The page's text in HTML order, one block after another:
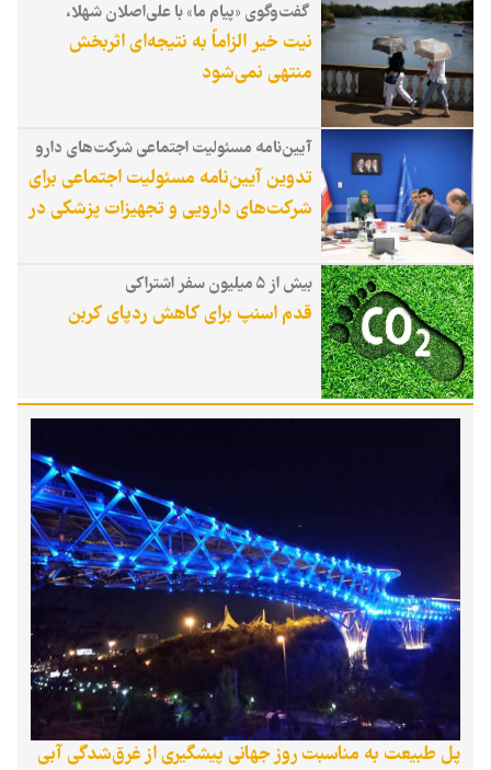
گفت‌وگوی «پیام ما» با علی‌اصلان شهلا،
مدیرعامل مؤسسه خیریه کارساز، درباره
الزامات توسعه محلی
نیت خیر الزاماً به نتیجه‌ای اثربخش
منتهی نمی‌شود
آیین‌نامه مسئولیت اجتماعی شرکت‌های دارو
تدوین آیین‌نامه مسئولیت اجتماعی برای
شرکت‌های دارویی و تجهیزات پزشکی در
بیش از ۵ میلیون سفر اشتراکی
قدم اسنپ برای کاهش ردپای کربن
پل طبیعت به مناسبت روز جهانی پیشگیری از غرق‌شدگی آبی